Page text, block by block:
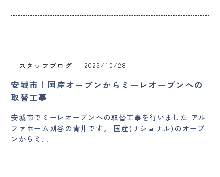
スタッフブログ 2023/10/28
安城市｜国産オーブンからミーレオーブンへの
取替工事
安城市でミーレオーブンへの取替工事を行いました アル
ファホーム刈谷の青井です。 国産(ナショナル)のオーブ
ンからミ…